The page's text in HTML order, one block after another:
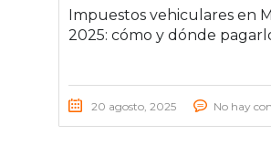
Impuestos vehiculares en
2025: cómo y dónde
20 agosto, 2025 No hay